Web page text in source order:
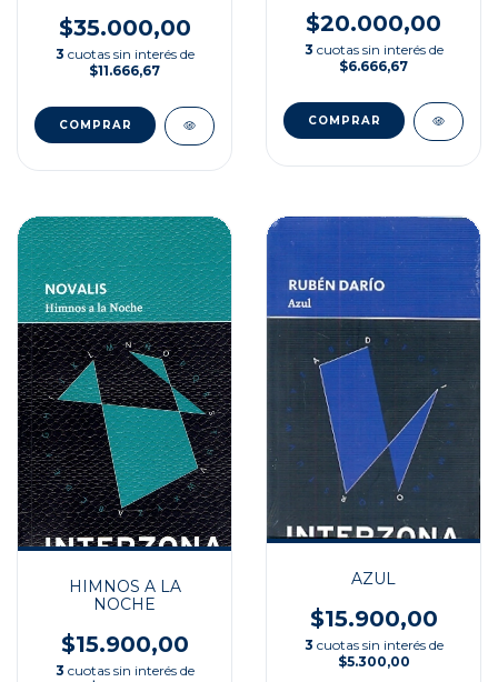
$35.000,00
3 cuotas sin interés de
$11.666,67
$20.000,00
3 cuotas sin interés de
$6.666,67
HIMNOS A LA
NOCHE
$15.900,00
3 cuotas sin interés de
AZUL
$15.900,00
3 cuotas sin interés de
$5.300,00